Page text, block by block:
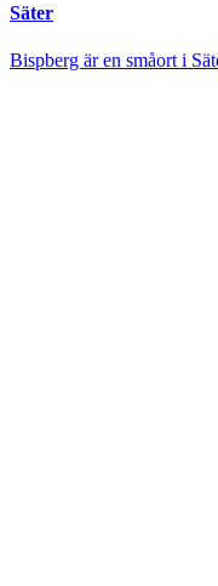
Säter
Bispberg är en småort i